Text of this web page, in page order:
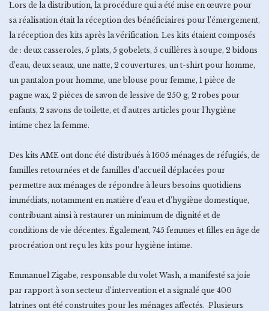
Lors de la distribution, la procédure qui a été mise en œuvre pour
sa réalisation était la réception des bénéficiaires pour l’émergement,
la réception des kits après la vérification. Les kits étaient composés
de : deux casseroles, 5 plats, 5 gobelets, 5 cuillères à soupe, 2 bidons
d’eau, deux seaux, une natte, 2 couvertures, un t-shirt pour homme,
un pantalon pour homme, une blouse pour femme, 1 pièce de
pagne wax, 2 pièces de savon de lessive de 250 g, 2 robes pour
enfants, 2 savons de toilette, et d’autres articles pour l’hygiène
intime chez la femme.
Des kits AME ont donc été distribués à 1605 ménages de réfugiés, de
familles retournées et de familles d’accueil déplacées pour
permettre aux ménages de répondre à leurs besoins quotidiens
immédiats, notamment en matière d’eau et d’hygiène domestique,
contribuant ainsi à restaurer un minimum de dignité et de
conditions de vie décentes. Également, 745 femmes et filles en âge de
procréation ont reçu les kits pour hygiène intime.
Emmanuel Zigabe, responsable du volet Wash, a manifesté sa joie
par rapport à son secteur d’intervention et a signalé que 400
latrines ont été construites pour les ménages affectés. Plusieurs